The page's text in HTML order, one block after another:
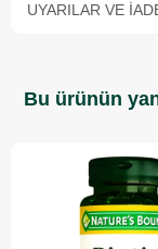
UYARILAR VE
Bu ürünün